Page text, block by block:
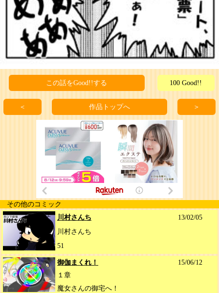
この話をGood!!する 100 Good!!
＜ 作品トップへ ＞
その他のコミック
川村さんち
13/02/05
川村さんち
51
御伽まくれ！
15/06/12
１章
魔女さんの御宅へ！